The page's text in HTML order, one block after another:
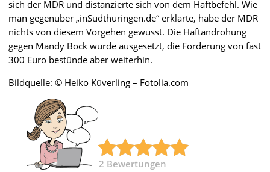
sich der MDR und distanzierte sich von dem Haftbefehl. Wie
man gegenüber „inSüdthüringen.de“ erklärte, habe der MDR
nichts von diesem Vorgehen gewusst. Die Haftandrohung
gegen Mandy Bock wurde ausgesetzt, die Forderung von fast
300 Euro bestünde aber weiterhin.
Bildquelle: © Heiko Küverling – Fotolia.com
2 Bewertungen